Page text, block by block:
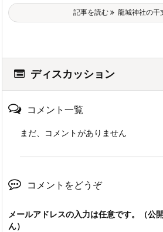
記事を読む 龍城神社の干
ディスカッション
コメント一覧
まだ、コメントがありません
コメントをどうぞ
メールアドレスの入力は任意です。（公
ん）